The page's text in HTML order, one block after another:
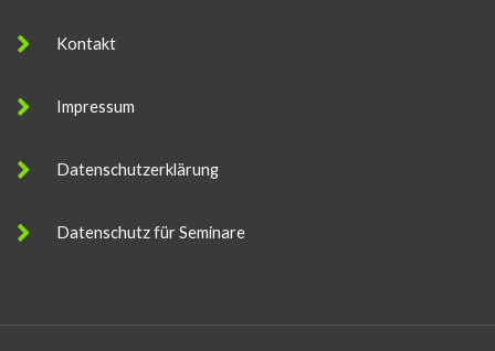
Kontakt
Impressum
Datenschutzerklärung
Datenschutz für Seminare